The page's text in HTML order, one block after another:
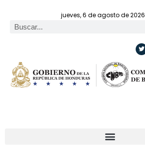
jueves, 6 de agosto de 2026